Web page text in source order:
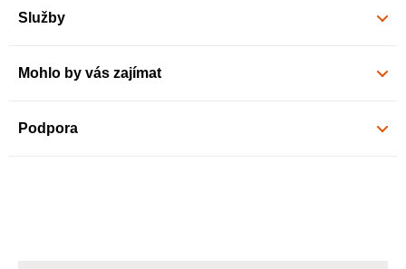
Služby
Mohlo by vás zajímat
Podpora